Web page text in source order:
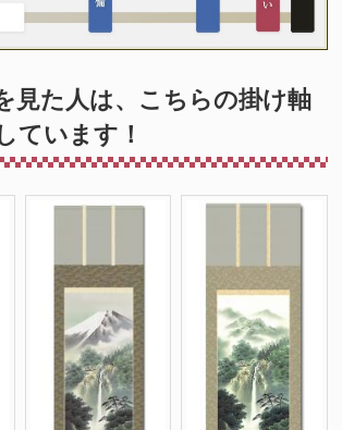
見た人は、こちらの掛け軸
ています！